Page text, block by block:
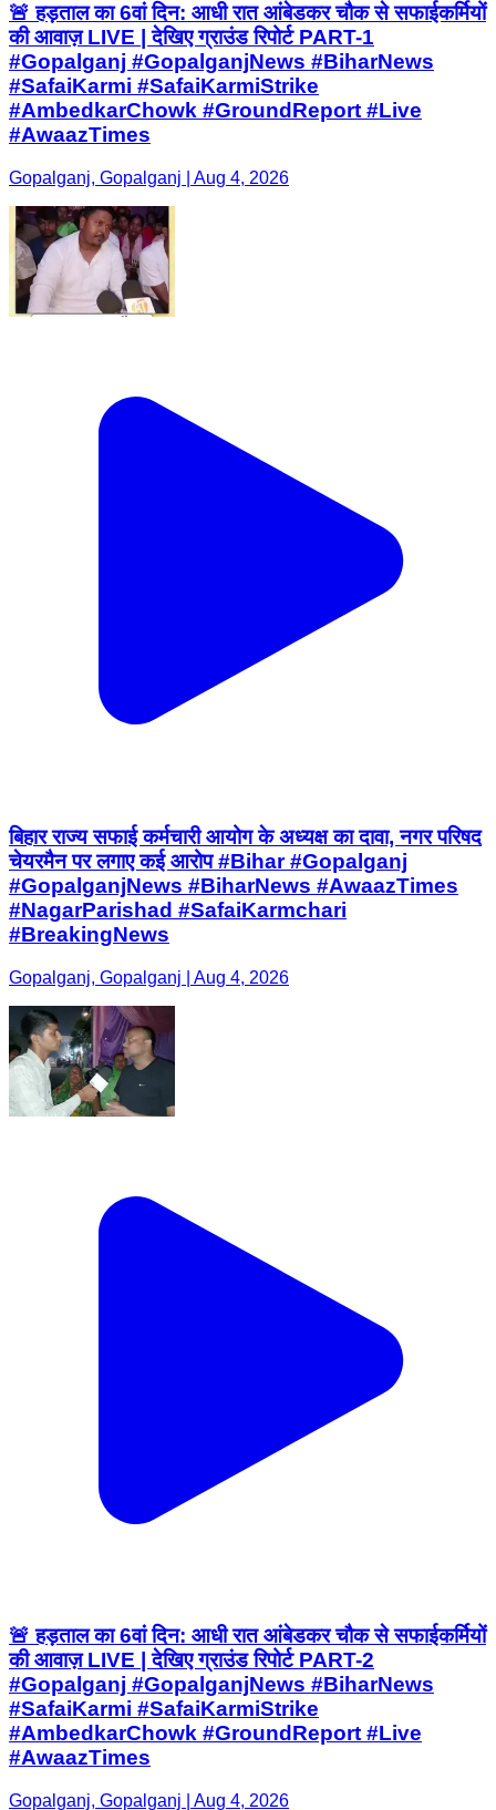
🚨 हड़ताल का 6वां दिन: आधी रात आंबेडकर चौक से सफाईकर्मियों
की आवाज़ LIVE | देखिए ग्राउंड रिपोर्ट PART-1
#Gopalganj #GopalganjNews #BiharNews
#SafaiKarmi #SafaiKarmiStrike
#AmbedkarChowk #GroundReport #Live
#AwaazTimes
Gopalganj, Gopalganj | Aug 4, 2026
बिहार राज्य सफाई कर्मचारी आयोग के अध्यक्ष का दावा, नगर परिषद
चेयरमैन पर लगाए कई आरोप #Bihar #Gopalganj
#GopalganjNews #BiharNews #AwaazTimes
#NagarParishad #SafaiKarmchari
#BreakingNews
Gopalganj, Gopalganj | Aug 4, 2026
🚨 हड़ताल का 6वां दिन: आधी रात आंबेडकर चौक से सफाईकर्मियों
की आवाज़ LIVE | देखिए ग्राउंड रिपोर्ट PART-2
#Gopalganj #GopalganjNews #BiharNews
#SafaiKarmi #SafaiKarmiStrike
#AmbedkarChowk #GroundReport #Live
#AwaazTimes
Gopalganj, Gopalganj | Aug 4, 2026